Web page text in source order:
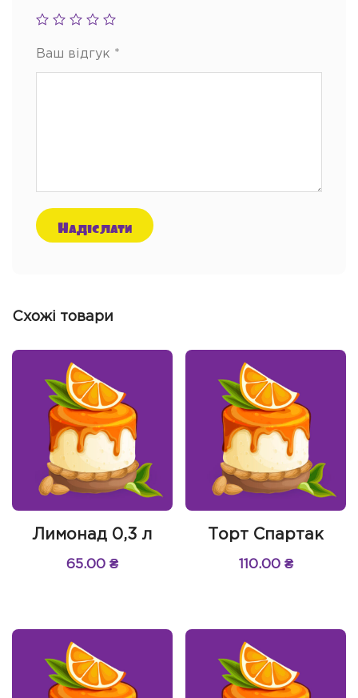
Ваш відгук *
Схожі товари
Лимонад 0,3 л
65.00 ₴
Торт Спартак
110.00 ₴